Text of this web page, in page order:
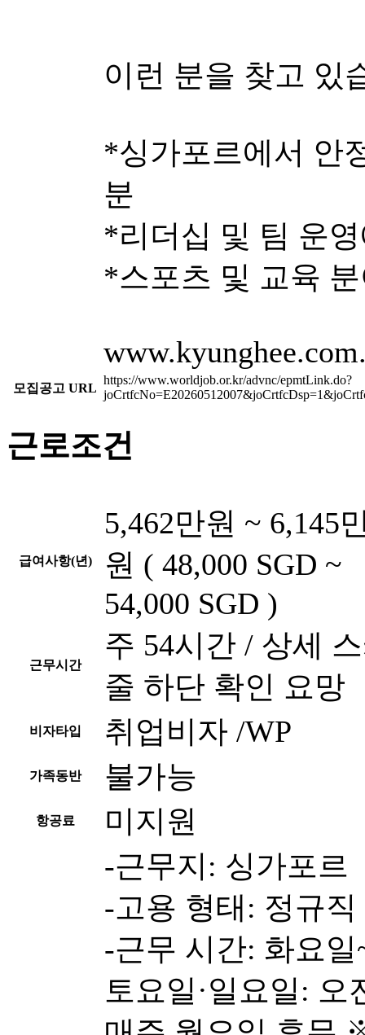
이런 분을 찾고 있
*싱가포르에서 안
분
*리더십 및 팀 운
*스포츠 및 교육
모집공고 URL
https://www.worldjob.or.kr/advnc/epmtLink.do?
근로조건
급여사항(년)
5,462만원 ~ 6,145
원 ( 48,000 SGD ~
54,000 SGD )
근무시간
주 54시간 / 상세
줄 하단 확인 요망
비자타입 취업비자 /WP
가족동반 불가능
항공료
미지원
-근무지: 싱가포르
-고용 형태: 정규
-근무 시간: 화요
토요일·일요일: 오